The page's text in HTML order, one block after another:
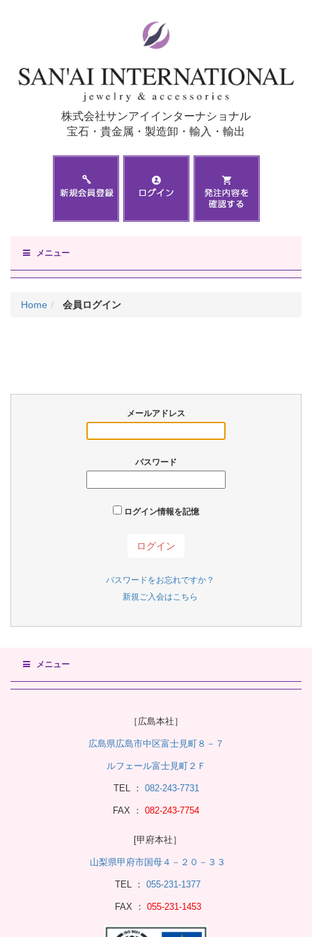
株式会社サンアイインターナショナル
宝石・貴金属・製造卸・輸入・輸出
メニュー
Home 会員ログイン
メールアドレス
パスワード
ログイン情報を記憶
パスワードをお忘れですか？
新規ご入会はこちら
メニュー
［広島本社］
広島県広島市中区富士見町８－７
ルフェール富士見町２Ｆ
TEL ： 082-243-7731
FAX ： 082-243-7754
[甲府本社］
山梨県甲府市国母４－２０－３３
TEL ： 055-231-1377
FAX ： 055-231-1453